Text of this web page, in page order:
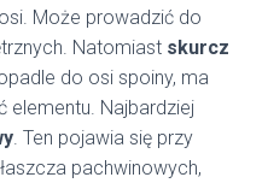
Może prowadzić do
Natomiast skurcz
do osi spoiny, ma
elementu. Najbardziej
. Ten pojawia się przy
pachwinowych,